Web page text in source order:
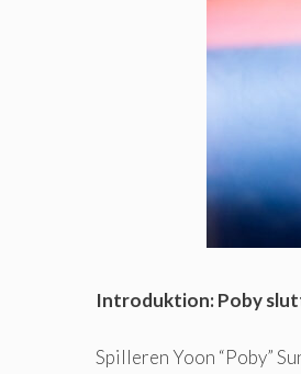
Introduktion: Poby
Spilleren Yoon “Poby”